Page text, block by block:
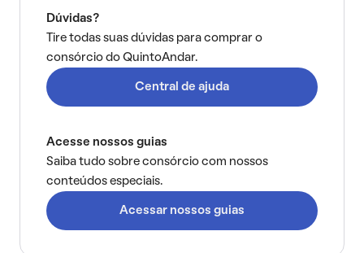
Dúvidas?
Tire todas suas dúvidas para comprar o
consórcio do QuintoAndar.
Central de ajuda
Acesse nossos guias
Saiba tudo sobre consórcio com nossos
conteúdos especiais.
Acessar nossos guias